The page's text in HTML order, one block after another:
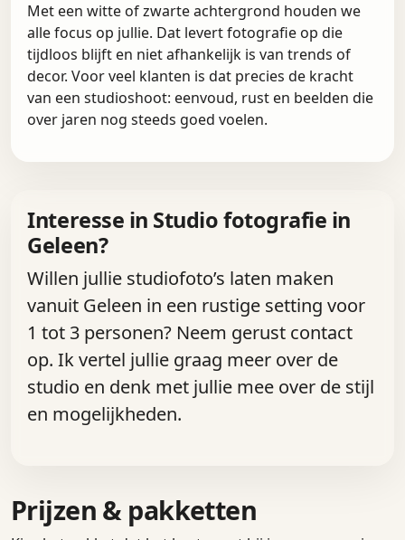
Met een witte of zwarte achtergrond houden we
alle focus op jullie. Dat levert fotografie op die
tijdloos blijft en niet afhankelijk is van trends of
decor. Voor veel klanten is dat precies de kracht
van een studioshoot: eenvoud, rust en beelden die
over jaren nog steeds goed voelen.
Interesse in Studio fotografie in
Geleen?
Willen jullie studiofoto’s laten maken
vanuit Geleen in een rustige setting voor
1 tot 3 personen? Neem gerust contact
op. Ik vertel jullie graag meer over de
studio en denk met jullie mee over de stijl
en mogelijkheden.
Prijzen & pakketten